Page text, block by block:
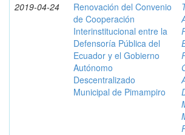
2019-04-24
Renovación del Convenio
de Cooperación
Interinstitucional entre la
Defensoría Pública del
Ecuador y el Gobierno
Autónomo
Descentralizado
Municipal de Pimampiro